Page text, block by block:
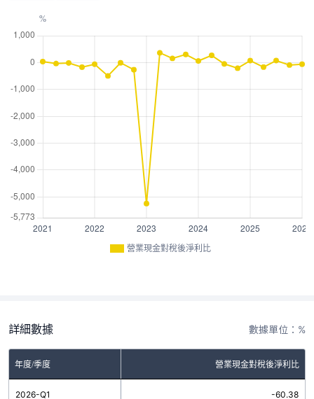
營業現金對稅後淨利比
詳細數據 數據單位：%
年度/季度 營業現金對稅後淨利比
2026-Q1 -60.38